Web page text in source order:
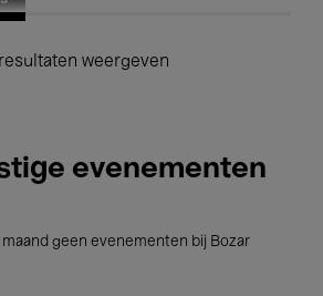
weergeven
evenementen
geen evenementen bij Bozar